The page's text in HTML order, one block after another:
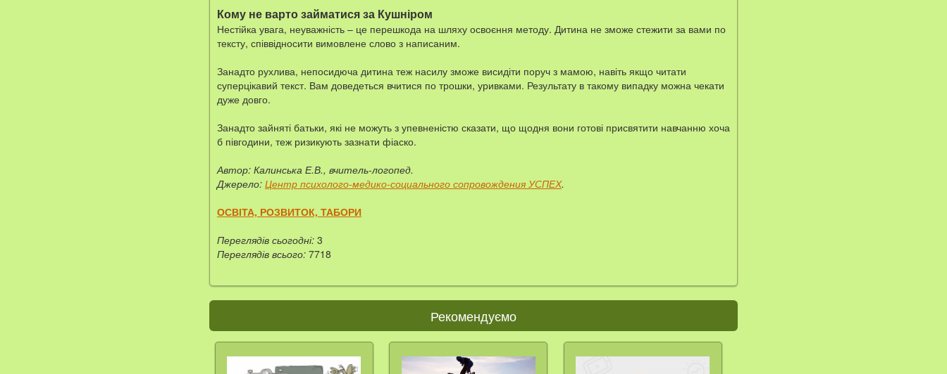
Кому не варто займатися за Кушніром
Нестійка увага, неуважність – це перешкода на шляху освоєння методу. Дитина не зможе стежити за вами по
тексту, співвідносити вимовлене слово з написаним.
Занадто рухлива, непосидюча дитина теж насилу зможе висидіти поруч з мамою, навіть якщо читати
суперцікавий текст. Вам доведеться вчитися по трошки, уривками. Результату в такому випадку можна чекати
дуже довго.
Занадто зайняті батьки, які не можуть з упевненістю сказати, що щодня вони готові присвятити навчанню хоча
б півгодини, теж ризикують зазнати фіаско.
Автор: Калинська Е.В., вчитель-логопед.
Джерело: Центр психолого-медико-социального сопровождения УСПЕХ.
ОСВІТА, РОЗВИТОК, ТАБОРИ
Переглядів сьогодні: 3
Переглядів всього: 7718
Рекомендуємо